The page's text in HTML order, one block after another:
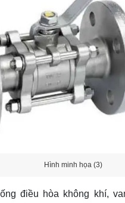
Hình minh họa (3)
điều hòa không khí,